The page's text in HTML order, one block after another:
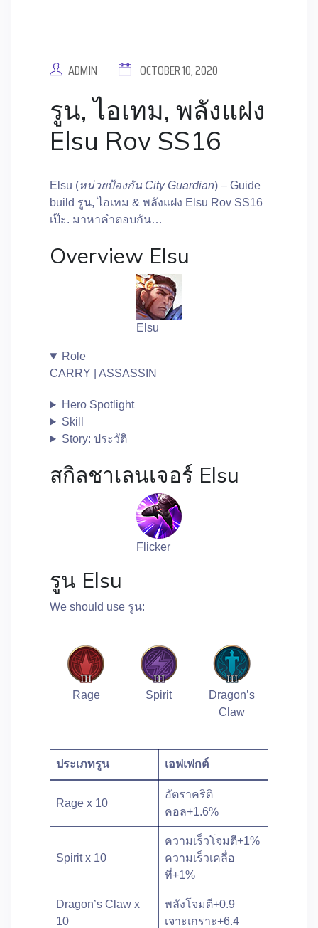
ADMIN OCTOBER 10, 2020
รูน, ไอเทม, พลังแฝง
Elsu Rov SS16
Elsu (หน่วยป้องกัน City Guardian) – Guide
build รูน, ไอเทม & พลังแฝง Elsu Rov SS16
เป๊ะ. มาหาคำตอบกัน…
Overview Elsu
Elsu
Role
CARRY | ASSASSIN
Hero Spotlight
Skill
Story: ประวัติ
สกิลชาเลนเจอร์ Elsu
Flicker
รูน Elsu
We should use รูน:
Rage Spirit
Dragon’s
Claw
ประเภทรูน เอฟเฟกต์
Rage x 10
อัตราคริติ
คอล+1.6%
Spirit x 10
ความเร็วโจมตี+1%
ความเร็วเคลื่อ
ที่+1%
Dragon’s Claw x
10
พลังโจมตี+0.9
เจาะเกราะ+6.4